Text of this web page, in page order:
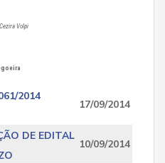
Volpi
2014
17/09/2014
DE EDITAL
10/09/2014